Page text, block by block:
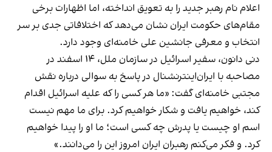
اعلام نام رهبر جدید را به تعویق انداخته، اما اظهارات برخی
مقام‌های حکومت ایران نشان می‌دهد که اختلافاتی جدی بر سر
انتخاب و معرفی جانشین علی خامنه‌ای وجود دارد.
دنی دانون، سفیر اسرائیل در سازمان ملل، ۱۴ اسفند در
مصاحبه با ایران‌اینترنشنال در پاسخ به سوالی درباره نقش
مجتبی خامنه‌ای گفت: «ما هر کسی را که علیه اسرائیل اقدام
کند، خواهیم یافت و شکار خواهیم کرد. برای ما مهم نیست
اسم او چیست یا پدرش چه کسی است؛ ما او را پیدا خواهیم
کرد. و فکر می‌کنم رهبران ایران امروز این را می‌دانند.»